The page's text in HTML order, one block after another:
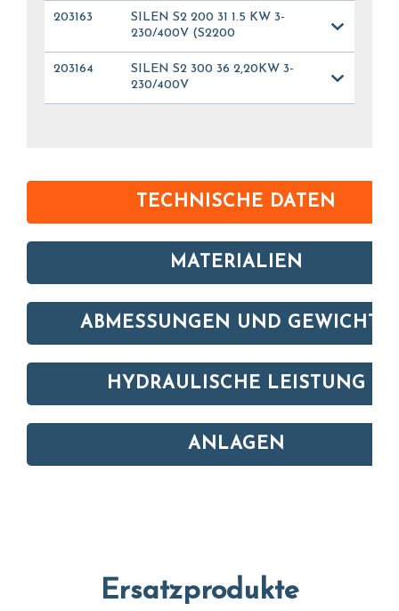
203163
SILEN S2 200 31 1.5 KW 3-
230/400V (S2200
203164
SILEN S2 300 36 2,20KW 3-
230/400V
TECHNISCHE DATEN
MATERIALIEN
ABMESSUNGEN UND GEWICHTE
HYDRAULISCHE LEISTUNG
ANLAGEN
Ersatzprodukte